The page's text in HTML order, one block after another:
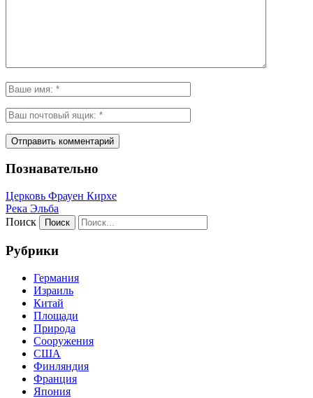
Познавательно
Церковь Фрауен Кирхе
Река Эльба
Поиск
Рубрики
Германия
Израиль
Китай
Площади
Природа
Сооружения
США
Финляндия
Франция
Япония